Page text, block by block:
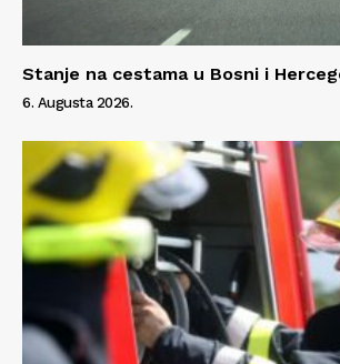
Stanje na cestama u Bosni i
6. Augusta 2026.